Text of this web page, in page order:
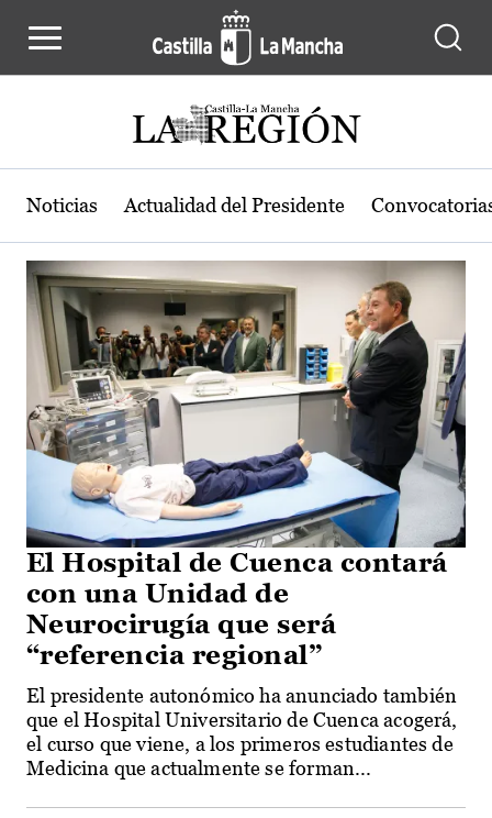
Actualidad de la región de Castilla-
Noticias Actualidad del Presidente
El Hospital de Cuenca contará
con una Unidad de
Neurocirugía que será
“referencia regional”
El presidente autonómico ha anunciado también
que el Hospital Universitario de Cuenca acogerá,
el curso que viene, a los primeros estudiantes de
Medicina que actualmente se forman...